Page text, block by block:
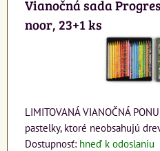
Vianočná sada
noor, 23+1 ks
LIMITOVANÁ VIANOČNÁ
pastelky, ktoré neobsahujú
Dostupnosť: hneď k odoslaniu